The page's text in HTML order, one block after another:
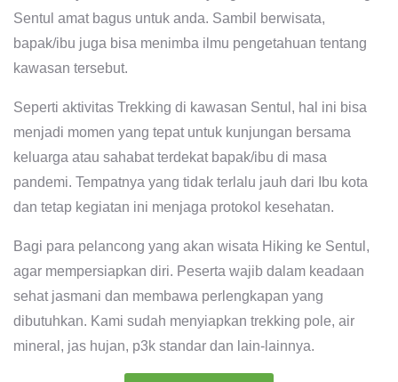
Sentul amat bagus untuk anda. Sambil berwisata,
bapak/ibu juga bisa menimba ilmu pengetahuan tentang
kawasan tersebut.
Seperti aktivitas Trekking di kawasan Sentul, hal ini bisa
menjadi momen yang tepat untuk kunjungan bersama
keluarga atau sahabat terdekat bapak/ibu di masa
pandemi. Tempatnya yang tidak terlalu jauh dari Ibu kota
dan tetap kegiatan ini menjaga protokol kesehatan.
Bagi para pelancong yang akan wisata Hiking ke Sentul,
agar mempersiapkan diri. Peserta wajib dalam keadaan
sehat jasmani dan membawa perlengkapan yang
dibutuhkan. Kami sudah menyiapkan trekking pole, air
mineral, jas hujan, p3k standar dan lain-lainnya.